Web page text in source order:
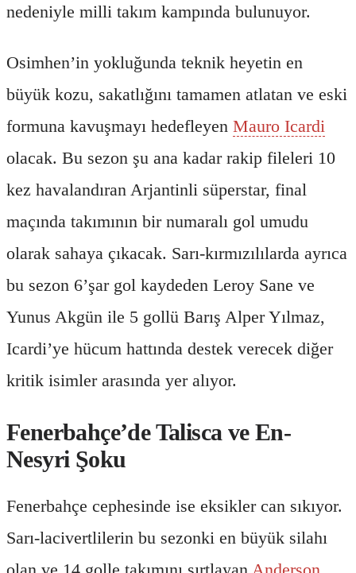
nedeniyle milli takım kampında bulunuyor.
Osimhen’in yokluğunda teknik heyetin en
büyük kozu, sakatlığını tamamen atlatan ve eski
formuna kavuşmayı hedefleyen Mauro Icardi
olacak. Bu sezon şu ana kadar rakip fileleri 10
kez havalandıran Arjantinli süperstar, final
maçında takımının bir numaralı gol umudu
olarak sahaya çıkacak. Sarı-kırmızılılarda ayrıca
bu sezon 6’şar gol kaydeden Leroy Sane ve
Yunus Akgün ile 5 gollü Barış Alper Yılmaz,
Icardi’ye hücum hattında destek verecek diğer
kritik isimler arasında yer alıyor.
Fenerbahçe’de Talisca ve En-
Nesyri Şoku
Fenerbahçe cephesinde ise eksikler can sıkıyor.
Sarı-lacivertlilerin bu sezonki en büyük silahı